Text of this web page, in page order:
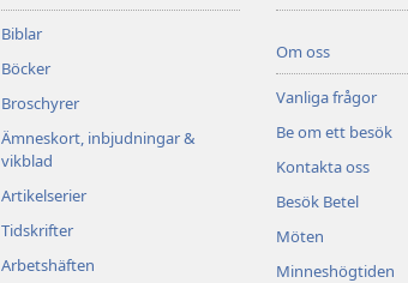
Biblar
Böcker
Broschyrer
Ämneskort, inbjudningar &
vikblad
Artikelserier
Tidskrifter
Arbetshäften
Om oss
Vanliga frågor
Be om ett besök
Kontakta oss
Besök Betel
Möten
Minneshögtiden